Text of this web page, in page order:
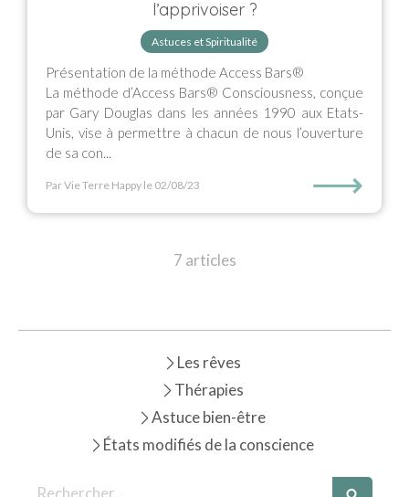
l’apprivoiser ?
Astuces et Spiritualité
Présentation de la méthode Access Bars®
La méthode d’Access Bars® Consciousness, conçue
par Gary Douglas dans les années 1990 aux Etats-
Unis, vise à permettre à chacun de nous l’ouverture
de sa con...
Par Vie Terre Happy le 02/08/23 ⟶
7 articles
Les rêves
Thérapies
Astuce bien-être
États modifiés de la conscience
Rechercher